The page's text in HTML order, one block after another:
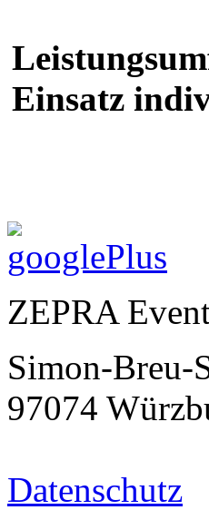
Einsatz
ZEPRA
Simon-Breu-
97074
Datenschutz